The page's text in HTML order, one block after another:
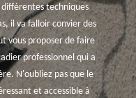
techniques
il va falloir convier des
vous proposer de faire
professionnel qui a
N'oubliez pas que le
et accessible à